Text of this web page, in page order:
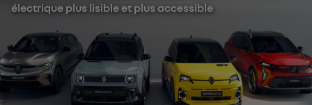
électrique plus lisible et plus accessible